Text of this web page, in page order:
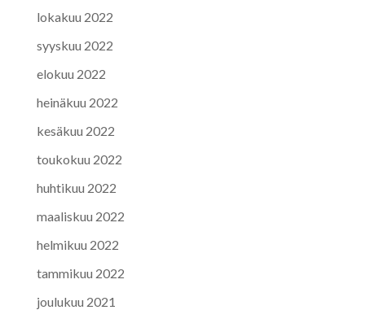
lokakuu 2022
syyskuu 2022
elokuu 2022
heinäkuu 2022
kesäkuu 2022
toukokuu 2022
huhtikuu 2022
maaliskuu 2022
helmikuu 2022
tammikuu 2022
joulukuu 2021